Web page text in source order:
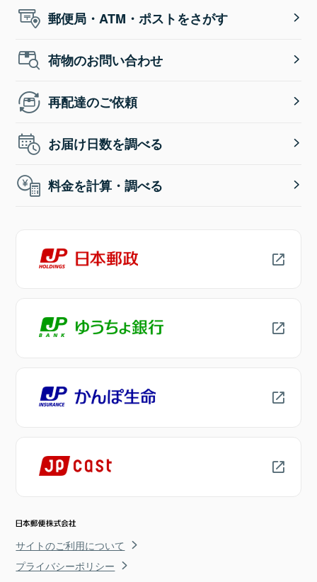
郵便局・ATM・ポストをさがす
荷物のお問い合わせ
再配達のご依頼
お届け日数を調べる
料金を計算・調べる
サイトのご利用について
プライバシーポリシー